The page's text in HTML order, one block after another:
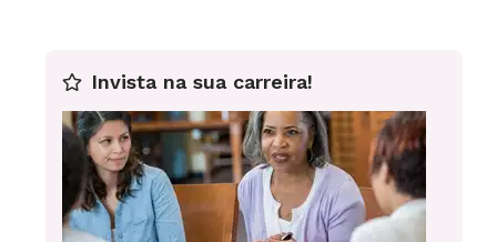
6 fotos
Valorizando os saberes da família: visitas
de educadores à casa dos alunos diminuiu
a evasão e melhorou a aprendizagem. Foto:
Gustavo Moura
Invista na sua carreira!